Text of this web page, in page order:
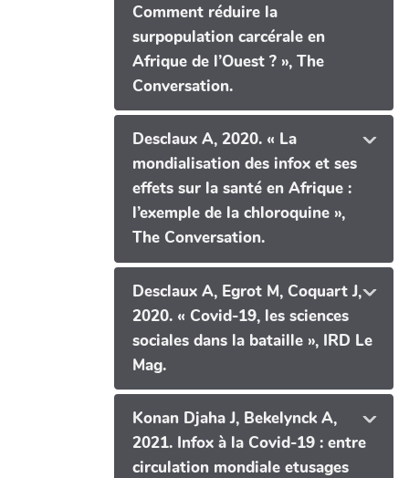
Comment réduire la
surpopulation carcérale en
Afrique de l’Ouest ? », The
Conversation.
Desclaux A, 2020. « La
mondialisation des infox et ses
effets sur la santé en Afrique :
l’exemple de la chloroquine »,
The Conversation.
Desclaux A, Egrot M, Coquart J,
2020. « Covid-19, les sciences
sociales dans la bataille », IRD Le
Mag.
Konan Djaha J, Bekelynck A,
2021. Infox à la Covid-19 : entre
circulation mondiale etusages